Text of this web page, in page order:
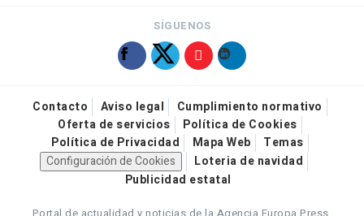
SÍGUENOS
Contacto Aviso legal
Cumplimiento normativo
Oferta de servicios
Política de Cookies
Política de Privacidad
Mapa Web
Temas
Configuración de Cookies
Loteria de navidad
Publicidad estatal